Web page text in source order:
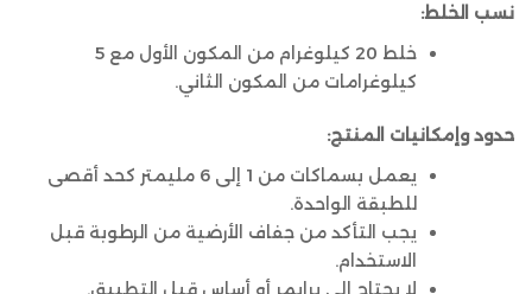
نسب الخلط:
خلط 20 كيلوغرام من المكون الأول مع 5
كيلوغرامات من المكون الثاني.
حدود وإمكانيات المنتج:
يعمل بسماكات من 1 إلى 6 مليمتر كحد أقصى
للطبقة الواحدة.
يجب التأكد من جفاف الأرضية من الرطوبة قبل
الاستخدام.
لا يحتاج إلى برايمر أو أساس قبل التطبيق.